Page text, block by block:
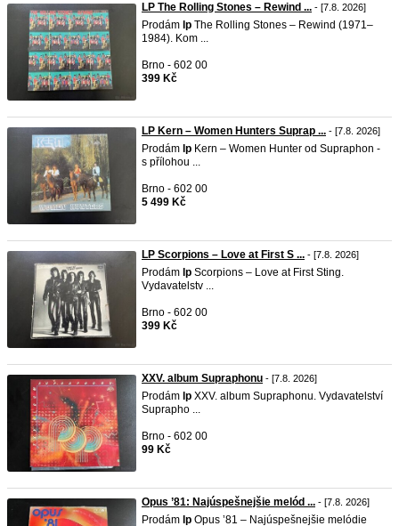
LP The Rolling Stones – Rewind ... - [7.8. 2026]
Prodám lp The Rolling Stones – Rewind (1971–
1984). Kom ...
Brno - 602 00
399 Kč
LP Kern – Women Hunters Suprap ... - [7.8. 2026]
Prodám lp Kern – Women Hunter od Supraphon -
s přílohou ...
Brno - 602 00
5 499 Kč
LP Scorpions – Love at First S ... - [7.8. 2026]
Prodám lp Scorpions – Love at First Sting.
Vydavatelstv ...
Brno - 602 00
399 Kč
XXV. album Supraphonu - [7.8. 2026]
Prodám lp XXV. album Supraphonu. Vydavatelství
Suprapho ...
Brno - 602 00
99 Kč
Opus ’81: Najúspešnejšie melód ... - [7.8. 2026]
Prodám lp Opus ’81 – Najúspešnejšie melódie